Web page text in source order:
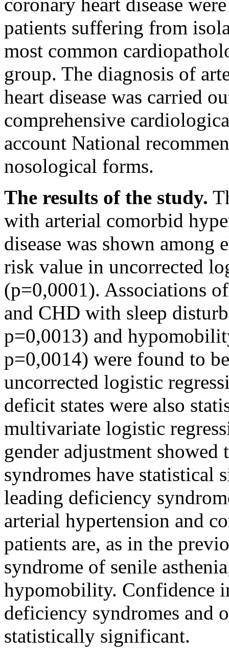
patients suffering from
most common
group. The diagnosis of
heart disease was carried
comprehensive
account National
nosological forms.
The results of the study.
with arterial comorbid
disease was shown
risk value in uncorrected
(p=0,0001). Associations
and CHD with sleep
p=0,0013) and
p=0,0014) were found to
uncorrected logistic
deficit states were also
multivariate logistic
gender adjustment
syndromes have statistical
leading deficiency
arterial hypertension and
patients are, as in the
syndrome of senile
hypomobility. Confidence
deficiency syndromes and
statistically significant.